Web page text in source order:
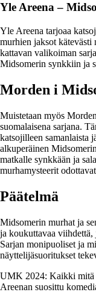
Yle Areena –
Yle Areena tarjoaa
murhien jaksot kätevästi
kattavan valikoiman
Midsomerin synkkiin ja
Morden i
Muistetaan myös
suomalaisena sarjana.
katsojilleen samanlaista
alkuperäinen
matkalle synkkään ja
murhamysteerit
Päätelmä
Midsomerin murhat ja
ja koukuttavaa viihdettä,
Sarjan monipuoliset ja
näyttelijäsuoritukset
UMK 2024: Kaikki mitä
Areenan suosittu